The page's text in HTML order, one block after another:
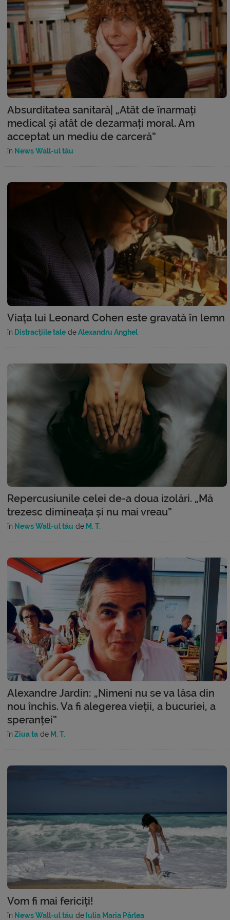
Absurditatea sanitară| „Atât de înarmați
medical și atât de dezarmați moral. Am
acceptat un mediu de carceră”
în News Wall-ul tău
Viaţa lui Leonard Cohen este gravată în lemn
în Distracțiile tale deAlexandru Anghel
Repercusiunile celei de-a doua izolări. „Mă
trezesc dimineața și nu mai vreau”
în News Wall-ul tău de M. T.
Alexandre Jardin: „Nimeni nu se va lăsa din
nou închis. Va fi alegerea vieții, a bucuriei, a
speranței”
în Ziua ta de M. T.
Vom fi mai fericiți!
în News Wall-ul tău de Iulia Maria Pârlea